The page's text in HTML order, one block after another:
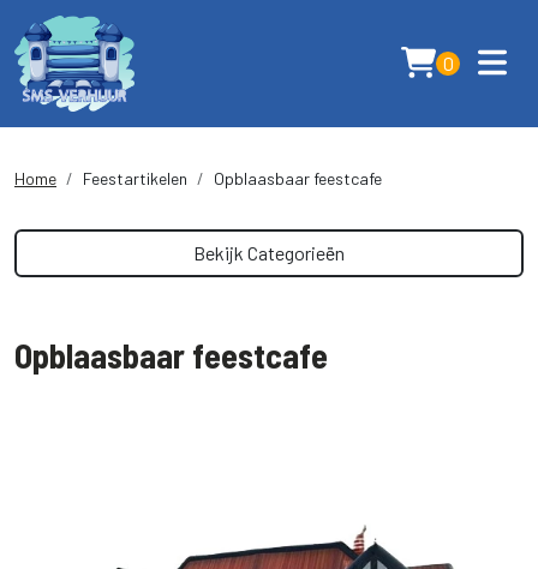
0
Home Feestartikelen Opblaasbaar feestcafe
Bekijk Categorieën
Opblaasbaar feestcafe